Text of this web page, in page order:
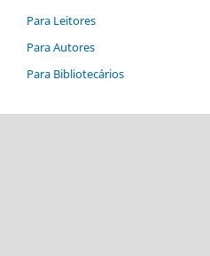
Para Leitores
Para Autores
Para Bibliotecários